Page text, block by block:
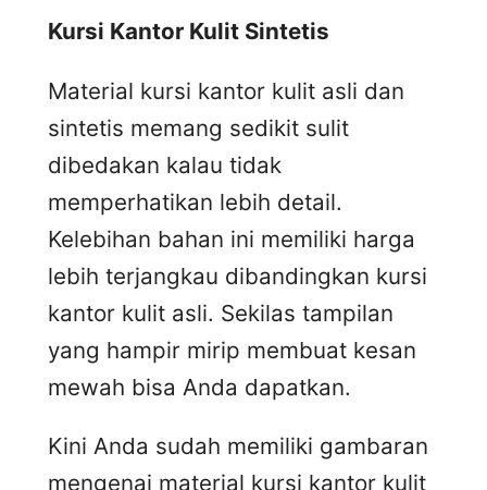
Kursi Kantor Kulit Sintetis
Material kursi kantor kulit asli dan
sintetis memang sedikit sulit
dibedakan kalau tidak
memperhatikan lebih detail.
Kelebihan bahan ini memiliki harga
lebih terjangkau dibandingkan kursi
kantor kulit asli. Sekilas tampilan
yang hampir mirip membuat kesan
mewah bisa Anda dapatkan.
Kini Anda sudah memiliki gambaran
mengenai material kursi kantor kulit